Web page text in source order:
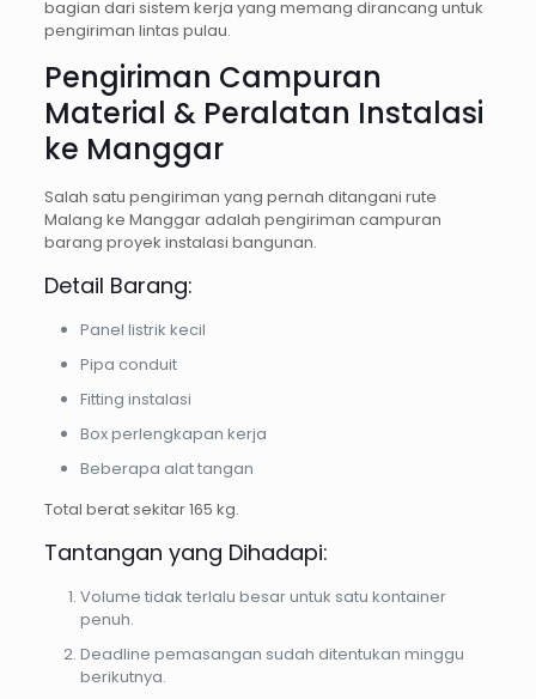
bagian dari sistem kerja yang memang dirancang untuk
pengiriman lintas pulau.
Pengiriman Campuran
Material & Peralatan Instalasi
ke Manggar
Salah satu pengiriman yang pernah ditangani rute
Malang ke Manggar adalah pengiriman campuran
barang proyek instalasi bangunan.
Detail Barang:
Panel listrik kecil
Pipa conduit
Fitting instalasi
Box perlengkapan kerja
Beberapa alat tangan
Total berat sekitar 165 kg.
Tantangan yang Dihadapi:
Volume tidak terlalu besar untuk satu kontainer
penuh.
Deadline pemasangan sudah ditentukan minggu
berikutnya.